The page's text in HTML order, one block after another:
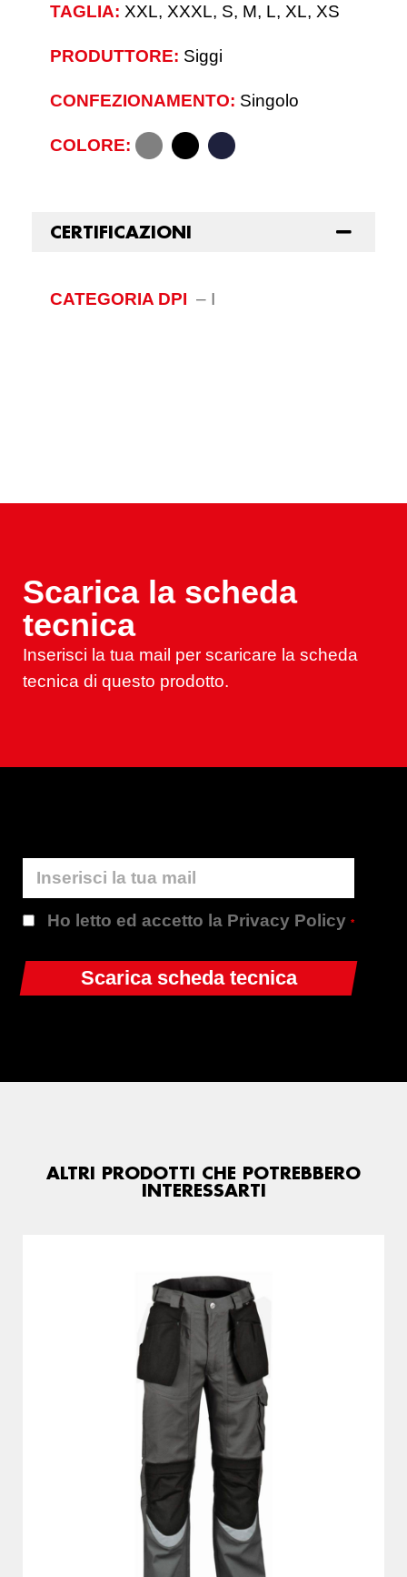
TAGLIA: XXL, XXXL, S, M, L, XL, XS
PRODUTTORE: Siggi
CONFEZIONAMENTO: Singolo
COLORE:
CERTIFICAZIONI
CATEGORIA DPI – I
Scarica la scheda
tecnica
Inserisci la tua mail per scaricare la scheda
tecnica di questo prodotto.
Ho letto ed accetto la Privacy Policy*
ALTRI PRODOTTI CHE POTREBBERO
INTERESSARTI